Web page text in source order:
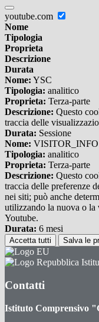
youtube.com
Nome
Tipologia
Proprieta
Descrizione
Durata
Nome: YSC
Tipologia: analitico
Proprieta: Terza-parte
Descrizione: Questo
traccia delle
Durata: Sessione
Nome:
Tipologia: analitico
Proprieta: Terza-parte
Descrizione: Questo
traccia delle preferenze
nei siti; può anche
utilizzando la nuova o la
Youtube.
Durata: 6 mesi
Accetta tutti Salva le
Contatti
Istituto Comprensivo